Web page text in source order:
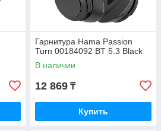
Гарнитура Hama Passion
Turn 00184092 BT 5.3 Black
В наличии
12 869 ₸
Купить